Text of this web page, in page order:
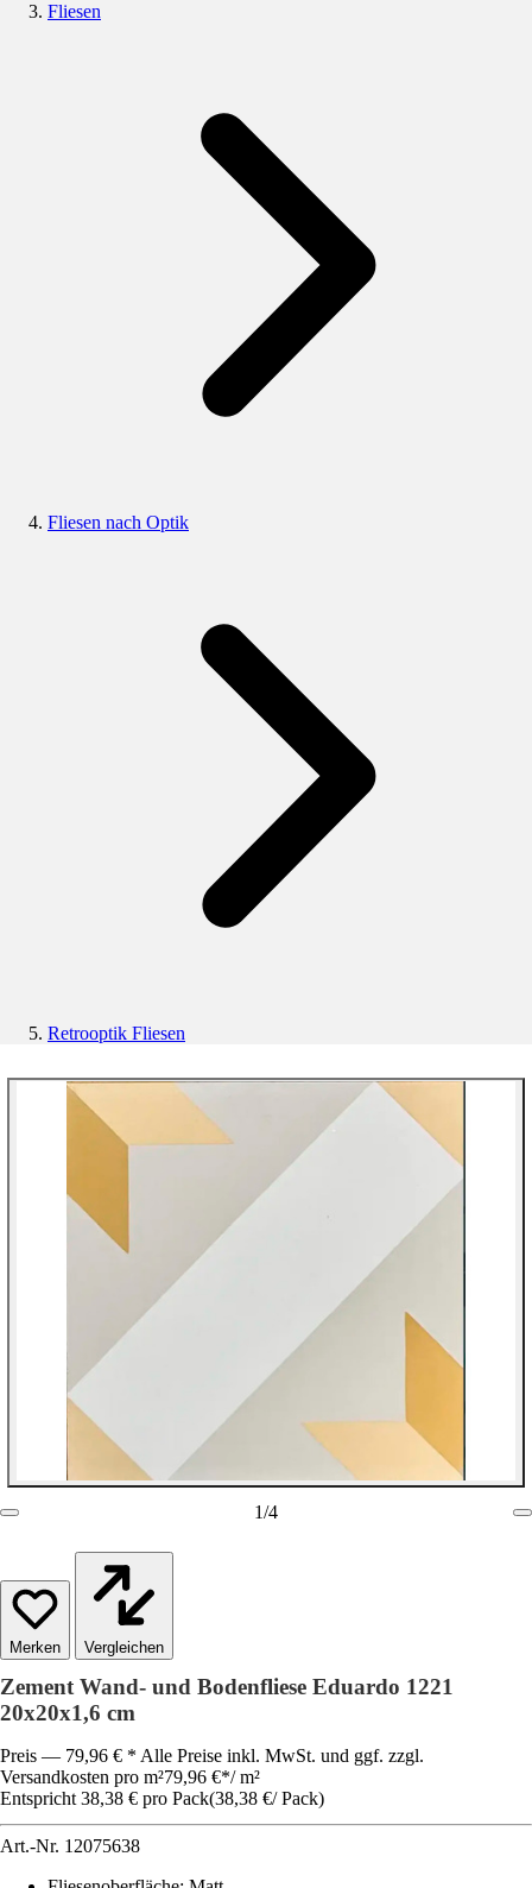
Fliesen
Fliesen nach Optik
Retrooptik Fliesen
1/4
Vergleichen
Zement Wand- und Bodenfliese Eduardo 1221
20x20x1,6 cm
Preis — 79,96 € * Alle Preise inkl. MwSt. und ggf. zzgl.
Versandkosten pro m²79,96 €*/ m²
Entspricht 38,38 € pro Pack(38,38 €/ Pack)
Art.-Nr. 12075638